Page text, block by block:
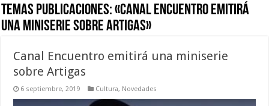
Temas Publicaciones:«Canal Encuentro emitirá
una miniserie sobre Artigas»
Canal Encuentro emitirá una miniserie
sobre Artigas
6 septiembre, 2019 Cultura, Novedades